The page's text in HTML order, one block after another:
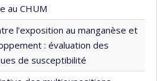
au CHUM
l’exposition au manganèse et
: évaluation des
de susceptibilité